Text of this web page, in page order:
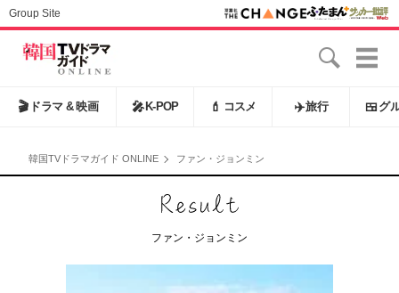
Group Site
🎬 ドラマ & 映画 🎤 K-POP 💄 コスメ ✈️旅行 🍱 グ
韓国TVドラマガイド ONLINE ファン・ジョンミン
ファン・ジョンミン